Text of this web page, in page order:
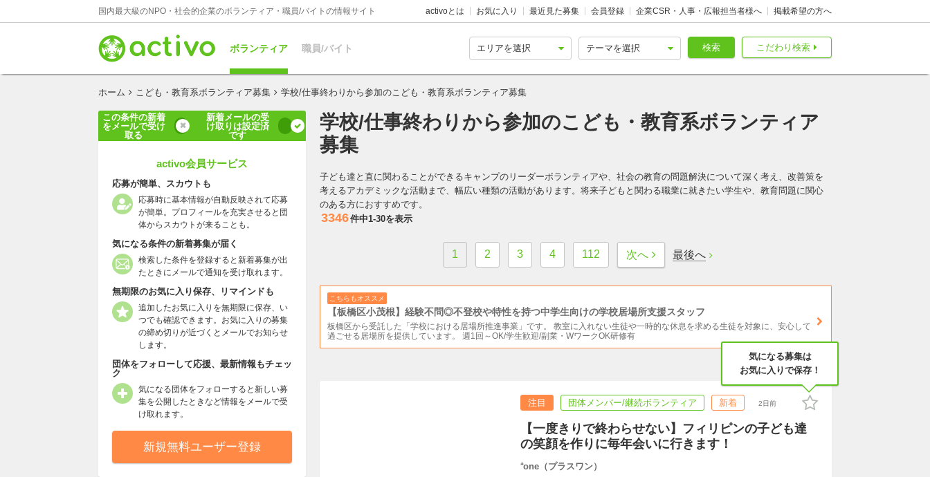
国内最大級のNPO・社会的企業のボランティア・職員/バイトの情報サイト activoとは お気に入り 最近見た募集 会員登録 企業CSR・人事・広報担当者様へ 掲載希望の方へ
ボランティア 職員/バイト こだわり検索
検索
ホーム こども・教育系ボランティア募集 学校/仕事終わりから参加のこども・教育系ボランティア募集
学校/仕事終わりから参加のこども・教育系ボランティア
募集
子ども達と直に関わることができるキャンプのリーダーボランティアや、社会の教育の問題解決について深く考え、改善策を
考えるアカデミックな活動まで、幅広い種類の活動があります。将来子どもと関わる職業に就きたい学生や、教育問題に関心
のある方におすすめです。
3346件中1-30を表示
1 2 3 4 112 次へ 最後へ
こちらもオススメ
【板橋区小茂根】経験不問◎不登校や特性を持つ中学生向けの学校居場所支援スタッフ
板橋区から受託した「学校における居場所推進事業」です。 教室に入れない生徒や一時的な休息を求める生徒を対象に、安心して
過ごせる居場所を提供しています。 週1回～OK/学生歓迎/副業・WワークOK研修有
気になる募集は
お気に入りで保存！
注目 団体メンバー/継続ボランティア 新着 2日前
【一度きりで終わらせない】フィリピンの子ども達
の笑顔を作りに毎年会いに行きます！
⁺one（プラスワン）
この条件の新着
をメールで受け
取る
新着メールの受
け取りは設定済
です
activo会員サービス
応募が簡単、スカウトも
応募時に基本情報が自動反映されて応募
が簡単。プロフィールを充実させると団
体からスカウトが来ることも。
気になる条件の新着募集が届く
検索した条件を登録すると新着募集が出
たときにメールで通知を受け取れます。
無期限のお気に入り保存、リマインドも
追加したお気に入りを無期限に保存、い
つでも確認できます。お気に入りの募集
の締め切りが近づくとメールでお知らせ
します。
団体をフォローして応援、最新情報もチェッ
ク
気になる団体をフォローすると新しい募
集を公開したときなど情報をメールで受
け取れます。
新規無料ユーザー登録